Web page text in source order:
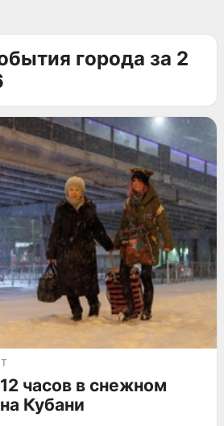
города за 2
часов в снежном
Кубани